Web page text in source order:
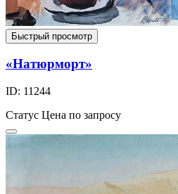
Быстрый просмотр
«Натюрморт»
ID: 11244
Статус Цена по запросу